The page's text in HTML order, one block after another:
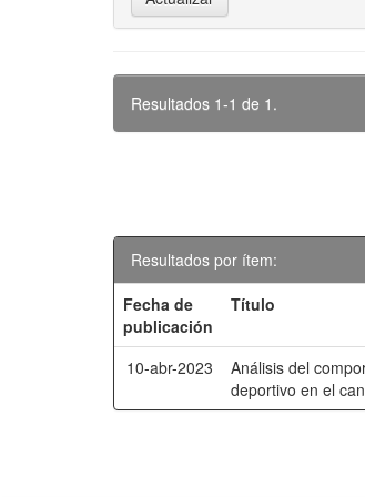
Resultados 1-1 de 1.
Resultados por ítem:
Fecha de
publicación
Título
10-abr-2023
Análisis del
deportivo en el